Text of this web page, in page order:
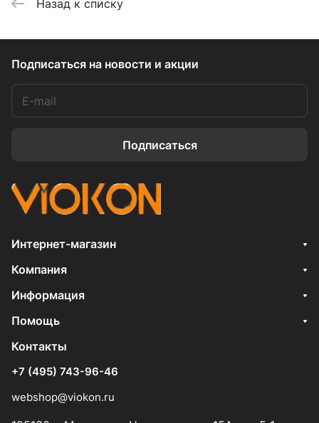
Назад к списку
Подписаться на новости и акции
Подписаться
Интернет-магазин
Компания
Информация
Помощь
Контакты
+7 (495) 743-96-46
webshop@viokon.ru